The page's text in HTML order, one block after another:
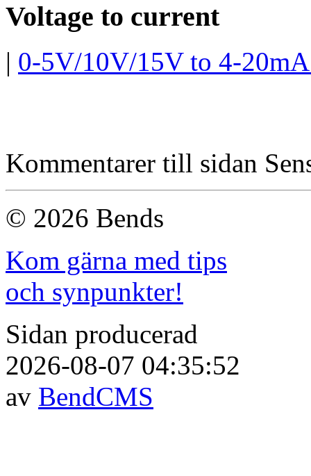
Voltage to current
| 0-5V/10V/15V to 4-
Kommentarer till sidan
© 2026 Bends
Kom gärna med tips
och synpunkter!
Sidan producerad
2026-08-07 04:35:52
av BendCMS